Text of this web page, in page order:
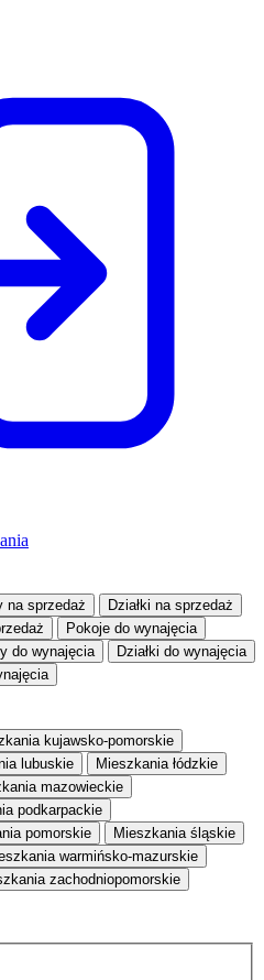
na sprzedaż Działki na sprzedaż
Pokoje do wynajęcia
do wynajęcia Działki do wynajęcia
kujawsko-pomorskie
lubuskie
Mieszkania łódzkie
mazowieckie
podkarpackie
pomorskie
Mieszkania śląskie
warmińsko-mazurskie
zachodniopomorskie